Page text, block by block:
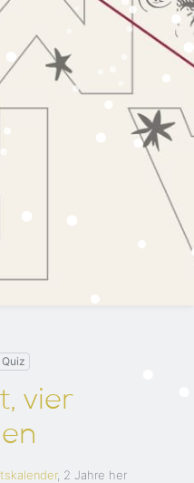
Quiz
vier
, 2 Jahre her